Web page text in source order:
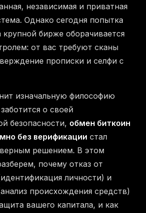
независимая и приватная
Однако сегодня попытка
крупной бирже оборачивается
от вас требуют сканы
прописки и селфи с
изначальную философию
о своей
безопасности, обмен биткоин
без верификации стал
решением. В этом
почему отказ от
личности) и
происхождения средств)
вашего капитала, и как